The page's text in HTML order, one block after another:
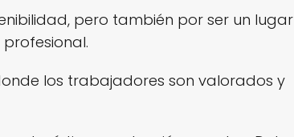
pero también por ser un lugar
los trabajadores son valorados y